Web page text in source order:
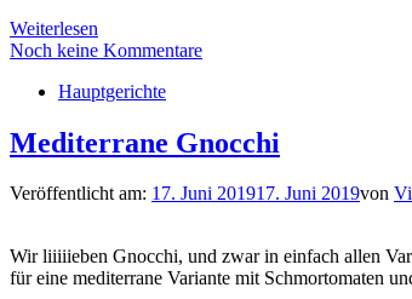
Weiterlesen
Noch keine Kommentare
Hauptgerichte
Mediterrane Gnocchi
Veröffentlicht am: 17. Juni 201917. Juni 2019von
Wir liiiiieben Gnocchi, und zwar in einfach allen
für eine mediterrane Variante mit Schmortomaten